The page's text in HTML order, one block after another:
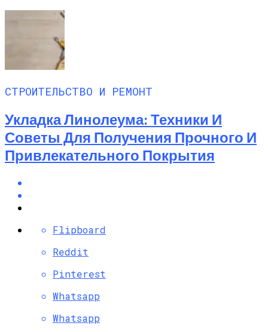
СТРОИТЕЛЬСТВО И РЕМОНТ
Укладка Линолеума: Техники И
Советы Для Получения Прочного И
Привлекательного Покрытия
Flipboard
Reddit
Pinterest
Whatsapp
Whatsapp